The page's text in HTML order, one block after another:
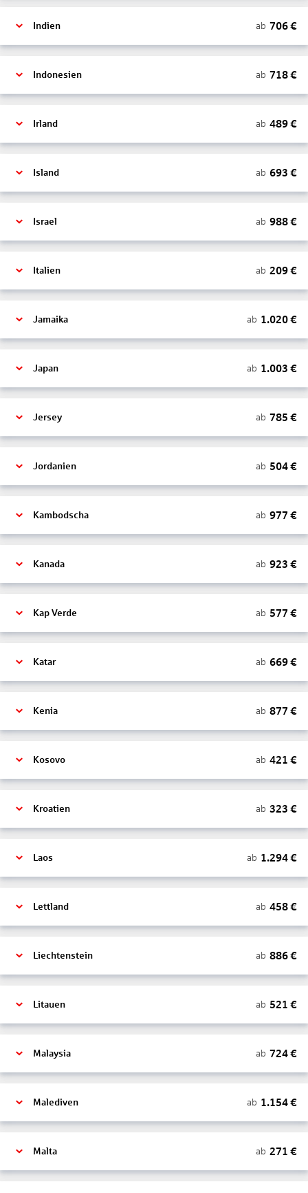
Indien ab 706€
Indonesien ab 718€
Irland ab 489€
Island ab 693 €
Israel ab 988€
Italien ab 209€
Jamaika ab 1.020€
Japan ab 1.003 €
Jersey ab 785 €
Jordanien ab 504€
Kambodscha ab 977 €
Kanada ab 923 €
Kap Verde ab 577 €
Katar ab 669€
Kenia ab 877 €
Kosovo ab 421 €
Kroatien ab 323 €
Laos ab 1.294€
Lettland ab 458€
Liechtenstein ab 886€
Litauen ab 521 €
Malaysia ab 724€
Malediven ab 1.154€
Malta ab 271 €